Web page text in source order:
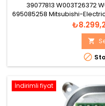
39077813 W003T26372
695085258 Mitsubishi-
Fiyat


İndirimli fiyat